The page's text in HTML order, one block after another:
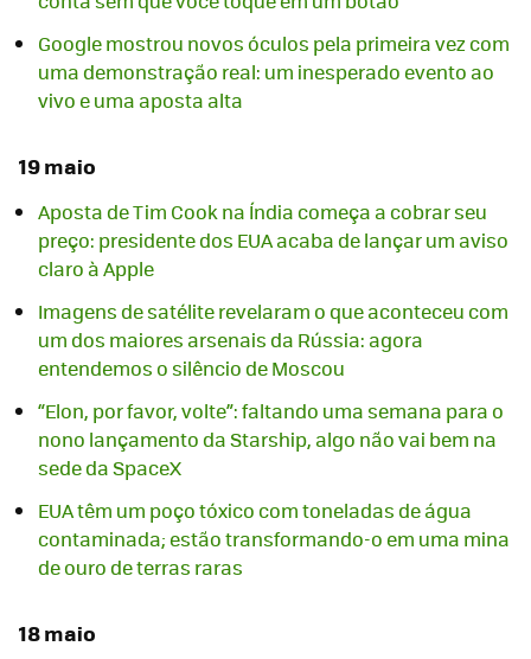
Google mostrou novos óculos pela primeira vez com
uma demonstração real: um inesperado evento ao
vivo e uma aposta alta
19 maio
Aposta de Tim Cook na Índia começa a cobrar seu
preço: presidente dos EUA acaba de lançar um aviso
claro à Apple
Imagens de satélite revelaram o que aconteceu com
um dos maiores arsenais da Rússia: agora
entendemos o silêncio de Moscou
“Elon, por favor, volte”: faltando uma semana para o
nono lançamento da Starship, algo não vai bem na
sede da SpaceX
EUA têm um poço tóxico com toneladas de água
contaminada; estão transformando-o em uma mina
de ouro de terras raras
18 maio